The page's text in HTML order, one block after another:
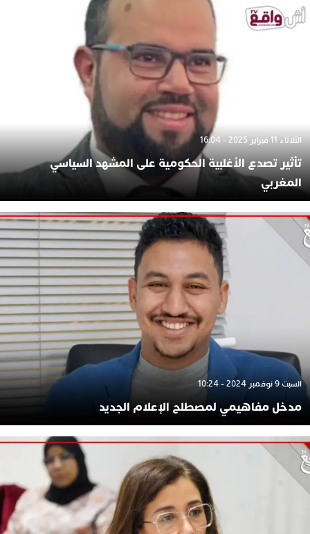
الثلاثاء 11 فبراير 2025 - 16:04
تأثير تصدع الأغلبية الحكومية على المشهد السياسي
المغربي
السبت 9 نوفمبر 2024 - 10:24
مدخل مفاهيمي لمصطلح الإعلام الجديد